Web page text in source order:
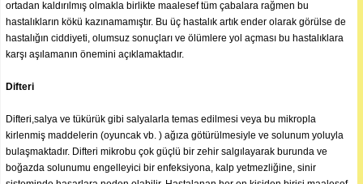
ortadan kaldırılmış olmakla birlikte maalesef tüm çabalara rağmen bu
hastalıkların kökü kazınamamıştır. Bu üç hastalık artık ender olarak görülse de
hastalığın ciddiyeti, olumsuz sonuçları ve ölümlere yol açması bu hastalıklara
karşı aşılamanın önemini açıklamaktadır.
Difteri
Difteri,salya ve tükürük gibi salyalarla temas edilmesi veya bu mikropla
kirlenmiş maddelerin (oyuncak vb. ) ağıza götürülmesiyle ve solunum yoluyla
bulaşmaktadır. Difteri mikrobu çok güçlü bir zehir salgılayarak burunda ve
boğazda solunumu engelleyici bir enfeksiyona, kalp yetmezliğine, sinir